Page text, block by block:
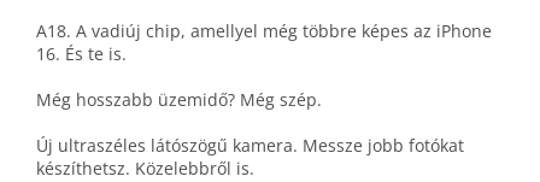
A18. A vadiúj chip, amellyel még többre képes az iPhone
16. És te is.
Még hosszabb üzemidő? Még szép.
Új ultraszéles látószögű kamera. Messze jobb fotókat
készíthetsz. Közelebbről is.